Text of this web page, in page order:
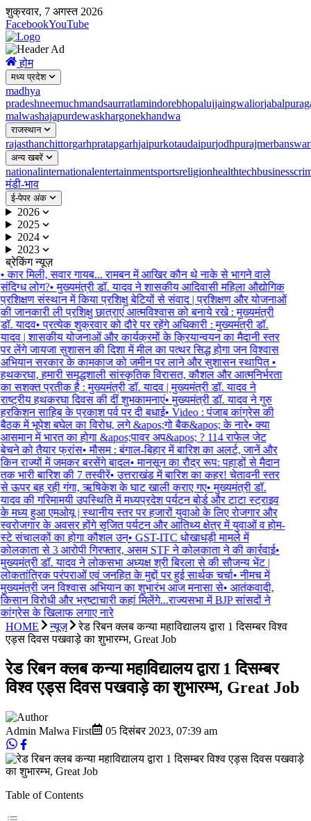
शुक्रवार, 7 अगस्त 2026
FacebookYouTube
होम
मध्य प्रदेश
madhya
pradeshneemuchmandsaurratlamindorebhopalujjaingwaliorjabalpur
malwashajapurdewaskhargonekhandwa
राजस्थान
rajasthanchittorgarhpratapgarhjaipurkotaudaipurjodhpurajmer
अन्य खबरें
nationalinternationalentertainmentsportsreligionhealthtechbusiness
मंडी-भाव
ई-पेपर अंक
2026
2025
2024
2023
ब्रेकिंग न्यूज़
कार मिली, सवार गायब... रामबन में आखिर कौन थे नाके से भागने वाले
लोग?• मुख्यमंत्री डॉ. यादव ने शासकीय आदिवासी महिला औद्योगिक
संस्थान में किया प्रशिक्षु बेटियों से संवाद | प्रशिक्षण और योजनाओं
जानकारी ली प्रशिक्षु छात्राएं आत्मविश्वास को बनाये रखे : मुख्यमंत्री
यादव• प्रत्येक शुक्रवार को दौरे पर रहेंगे अधिकारी : मुख्यमंत्री डॉ.
| शासकीय योजनाओं और कार्यक्रमों के क्रियान्वयन का मैदानी स्तर
लेंगे जायजा सुशासन की दिशा में मील का पत्थर सिद्ध होगा जन विश्वास
सरकार के कामकाज को जमीन पर लाने और सुशासन स्थापित•
हमारी समृद्धशाली सांस्कृतिक विरासत, कौशल और आत्मनिर्भरता
सशक्त प्रतीक है : मुख्यमंत्री डॉ. यादव | मुख्यमंत्री डॉ. यादव ने
हथकरघा दिवस की दीं शुभकामनाएं• मुख्यमंत्री डॉ. यादव ने गुरु
साहिब के प्रकाश पर्व पर दी बधाई• Video : पंजाब कांग्रेस की
में भूपेश बघेल का विरोध, लगे &apos;गो बैक&apos; के नारे• क्या
में भारत का होगा &apos;पावर अप&apos; ? 114 राफेल जेट
को तैयार फ्रांस• मौसम : बंगाल-बिहार में बारिश का अलर्ट, जानें और
राज्यों में जमकर बरसेंगे बादल• मानसून का रौद्र रूप: पहाड़ों से मैदान
भारी बारिश की 7 तस्वीरें• उत्तराखंड में बारिश का कहर! चेतावनी स्तर
ऊपर बह रही गंगा, ऋषिकेश के घाट खाली कराए गए• मुख्यमंत्री डॉ.
की गरिमामयी उपस्थिति में मध्यप्रदेश पर्यटन बोर्ड और टाटा स्ट्राइव
मध्य हुआ एमओयू | स्थानीय स्तर पर हजारों युवाओ के लिए रोजगार और
के अवसर होंगे सृजित पर्यटन और आतिथ्य क्षेत्र में युवाओं व होम-
संचालकों का होगा कौशल उन्• GST-ITC धोखाधड़ी मामले में
से 3 आरोपी गिरफ्तार, असम STF ने कोलकाता ने की कार्रवाई•
डॉ. यादव ने लोकसभा अध्यक्ष श्री बिरला से की सौजन्य भेंट |
परंपराओं एवं जनहित के मुद्दों पर हुई सार्थक चर्चा• नीमच में
जन विश्वास अभियान का शुभारंभ आज मनासा से• आतंकवादी,
विरोधी और भ्रष्टाचारी कहां मिलेंगे...राज्यसभा में BJP सांसदों ने
के खिलाफ लगाए नारे
HOME
न्यूज़
रेड रिबन क्लब कन्या महाविद्यालय द्वारा 1 दिसम्बर विश्व
एड्स दिवस पखवाड़े का शुभारम्भ, Great Job
रेड रिबन क्लब कन्या महाविद्यालय द्वारा 1 दिसम्बर
विश्व एड्स दिवस पखवाड़े का शुभारम्भ, Great Job
Admin Malwa First 05 दिसंबर 2023, 07:39 am
Table of Contents